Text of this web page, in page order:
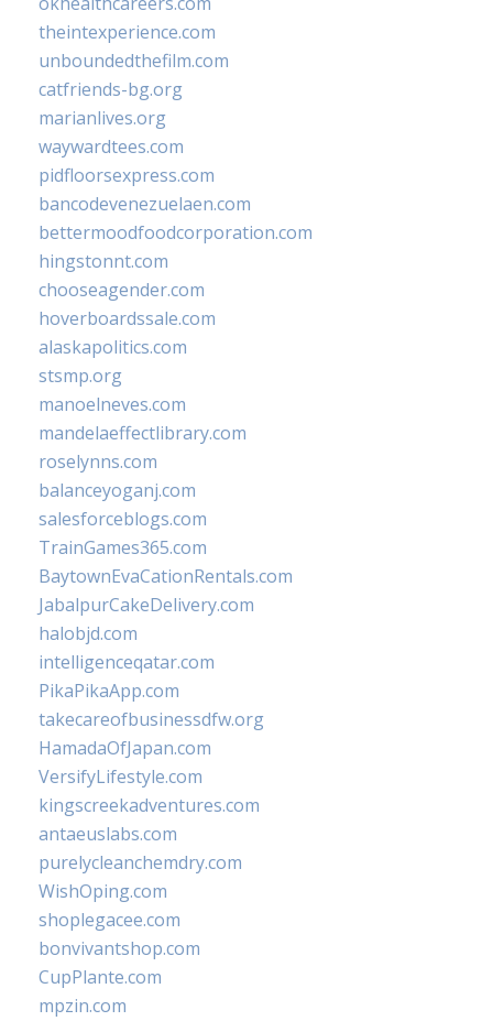
theintexperience.com
unboundedthefilm.com
catfriends-bg.org
marianlives.org
waywardtees.com
pidfloorsexpress.com
bancodevenezuelaen.com
bettermoodfoodcorporation.com
hingstonnt.com
chooseagender.com
hoverboardssale.com
alaskapolitics.com
stsmp.org
manoelneves.com
mandelaeffectlibrary.com
roselynns.com
balanceyoganj.com
salesforceblogs.com
TrainGames365.com
BaytownEvaCationRentals.com
JabalpurCakeDelivery.com
halobjd.com
intelligenceqatar.com
PikaPikaApp.com
takecareofbusinessdfw.org
HamadaOfJapan.com
VersifyLifestyle.com
kingscreekadventures.com
antaeuslabs.com
purelycleanchemdry.com
WishOping.com
shoplegacee.com
bonvivantshop.com
CupPlante.com
mpzin.com